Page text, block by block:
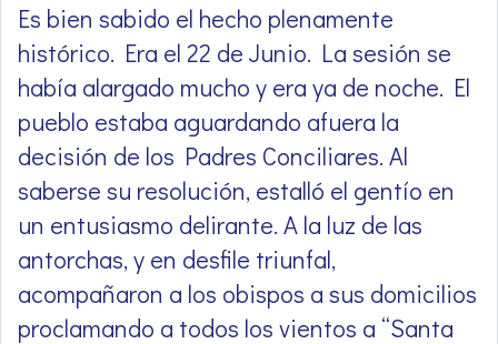
Es bien sabido el hecho plenamente
histórico. Era el 22 de Junio. La sesión se
había alargado mucho y era ya de noche. El
pueblo estaba aguardando afuera la
decisión de los Padres Conciliares. Al
saberse su resolución, estalló el gentío en
un entusiasmo delirante. A la luz de las
antorchas, y en desfile triunfal,
acompañaron a los obispos a sus domicilios
proclamando a todos los vientos a “Santa